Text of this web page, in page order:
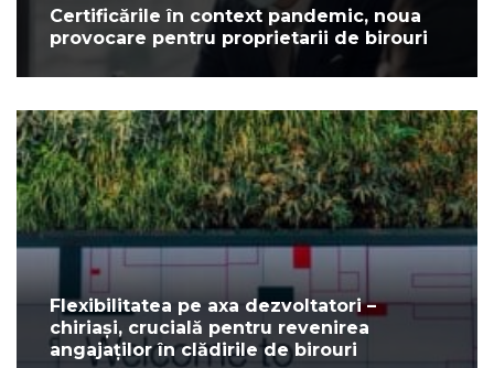
Certificările în context pandemic, noua
provocare pentru proprietarii de birouri
Flexibilitatea pe axa dezvoltatori –
chiriași, crucială pentru revenirea
angajaților în clădirile de birouri